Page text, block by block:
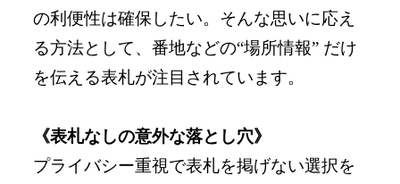
の利便性は確保したい。そんな思いに応え
る方法として、番地などの“場所情報” だけ
を伝える表札が注目されています。
《表札なしの意外な落とし穴》
プライバシー重視で表札を掲げない選択を